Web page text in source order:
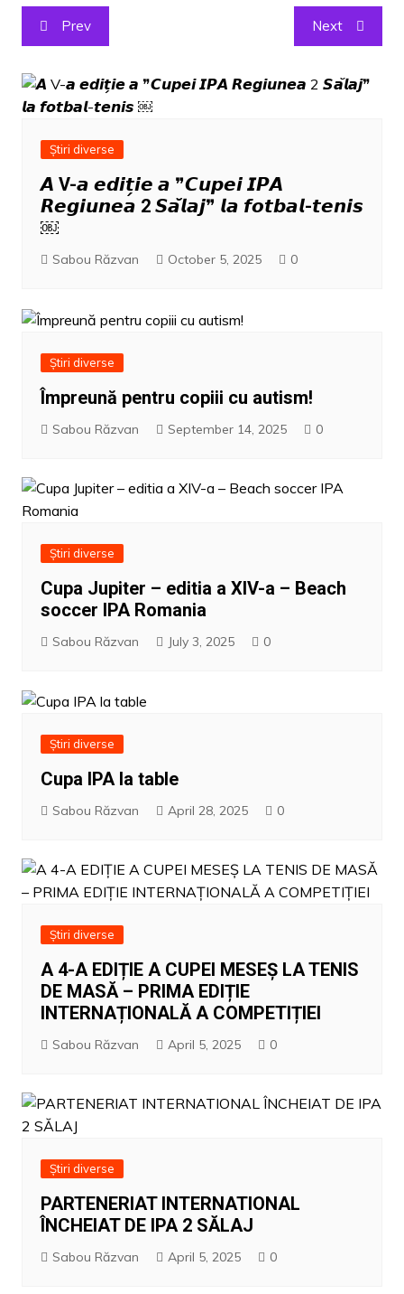
Post
navigation
Prev Next
Știri diverse
𝘼 V-𝙖 𝙚𝙙𝙞𝙩̗𝙞𝙚 𝙖 ❞𝘾𝙪𝙥𝙚𝙞 𝙄𝙋𝘼
𝙍𝙚𝙜𝙞𝙪𝙣𝙚𝙖 2 𝙎𝙖̆𝙡𝙖𝙟❞ 𝙡𝙖 𝙛𝙤𝙩𝙗𝙖𝙡-𝙩𝙚𝙣𝙞𝙨
￼
Sabou Răzvan October 5, 2025 0
Știri diverse
Împreună pentru copiii cu autism!
Sabou Răzvan September 14, 2025 0
Știri diverse
Cupa Jupiter – editia a XIV-a – Beach
soccer IPA Romania
Sabou Răzvan July 3, 2025 0
Știri diverse
Cupa IPA la table
Sabou Răzvan April 28, 2025 0
Știri diverse
A 4-A EDIȚIE A CUPEI MESEȘ LA TENIS
DE MASĂ – PRIMA EDIȚIE
INTERNAȚIONALĂ A COMPETIȚIEI
Sabou Răzvan April 5, 2025 0
Știri diverse
PARTENERIAT INTERNATIONAL
ÎNCHEIAT DE IPA 2 SĂLAJ
Sabou Răzvan April 5, 2025 0